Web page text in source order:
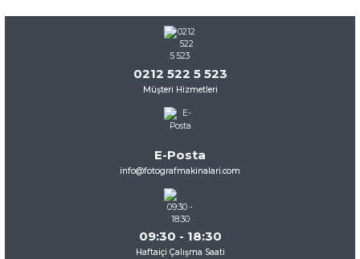
konularda yetersiz gördüğünüz noktaları öneri formunu
kullanarak tarafımıza iletebilirsiniz.
Görüş ve önerileriniz için teşekkür ederiz.
Ürün resmi kalitesiz, bozuk veya görüntülenemiyor.
Ürün açıklamasında eksik bilgiler bulunuyor.
Ürün fiyatı diğer sitelerden daha pahalı.
0212 522 5 523
Müşteri Hizmetleri
E-Posta
info@fotografmakinalari.com
09:30 - 18:30
Haftaiçi Çalışma Saati